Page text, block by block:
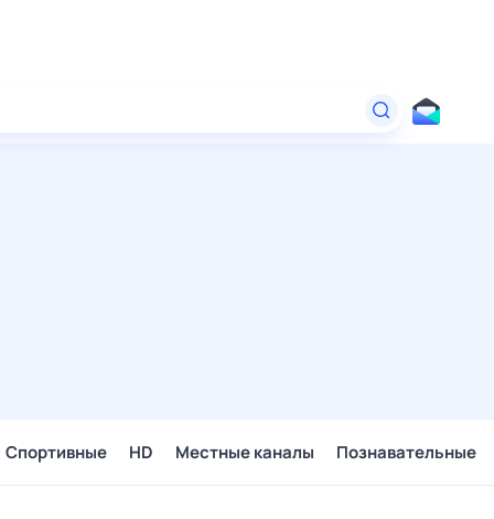
Спортивные HD Местные каналы Познавательные